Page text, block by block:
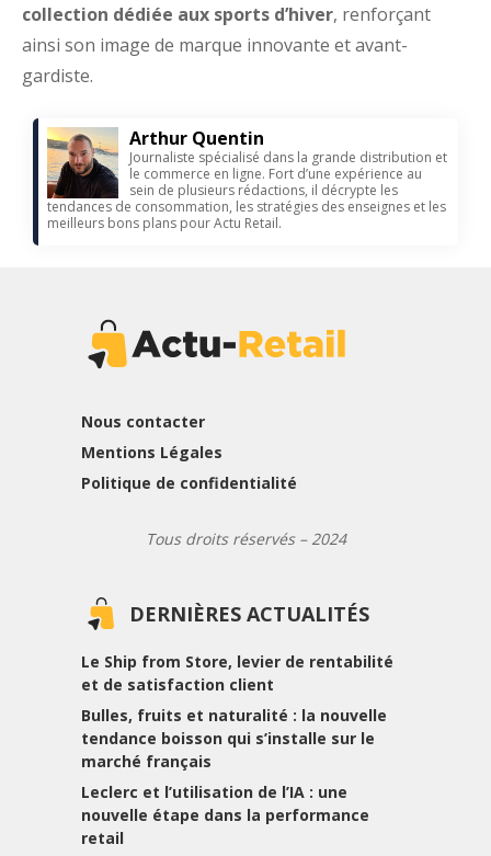
collection dédiée aux sports d’hiver, renforçant
ainsi son image de marque innovante et avant-
gardiste.
Arthur Quentin
Journaliste spécialisé dans la grande distribution et
le commerce en ligne. Fort d’une expérience au
sein de plusieurs rédactions, il décrypte les
tendances de consommation, les stratégies des enseignes et les
meilleurs bons plans pour Actu Retail.
Nous contacter
Mentions Légales
Politique de confidentialité
Tous droits réservés – 2024
DERNIÈRES ACTUALITÉS
Le Ship from Store, levier de rentabilité
et de satisfaction client
Bulles, fruits et naturalité : la nouvelle
tendance boisson qui s’installe sur le
marché français
Leclerc et l’utilisation de l’IA : une
nouvelle étape dans la performance
retail